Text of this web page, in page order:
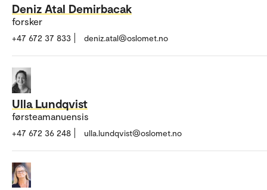
Deniz Atal Demirbacak
forsker
+47 672 37 833 deniz.atal@oslomet.no
Ulla Lundqvist
førsteamanuensis
+47 672 36 248 ulla.lundqvist@oslomet.no